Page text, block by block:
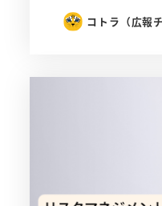
コトラ（広報